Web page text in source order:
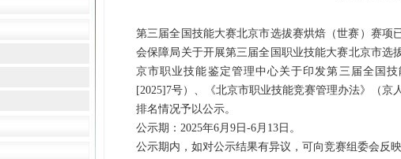
第三届全国技能大赛北京市选拔赛烘焙（世赛）赛项
会保障局关于开展第三届全国职业技能大赛北京市选
京市职业技能鉴定管理中心关于印发第三届全国
[2025]7号）、《北京市职业技能竞赛管理办法》（
排名情况予以公示。
公示期：2025年6月9日-6月13日。
公示期内，如对公示结果有异议，可向竞赛组委会反映